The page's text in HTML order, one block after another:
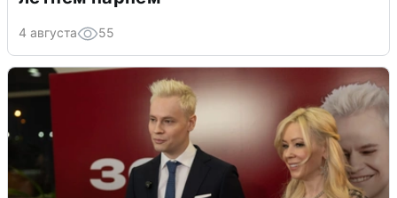
4 августа 55